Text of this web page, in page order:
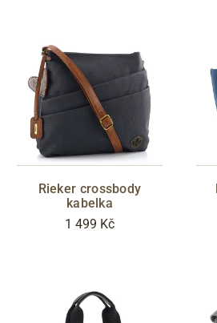
Rieker crossbody
kabelka
1 499 Kč